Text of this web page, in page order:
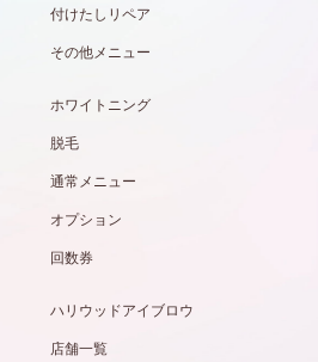
付けたしリペア
その他メニュー
ホワイトニング
脱毛
通常メニュー
オプション
回数券
ハリウッドアイブロウ
店舗一覧